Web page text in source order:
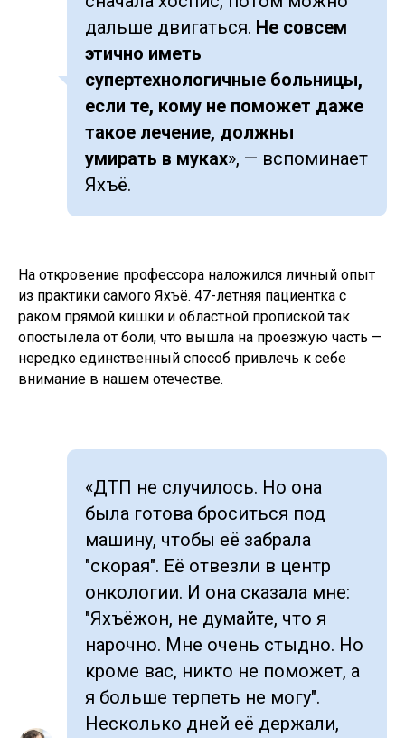
дальше двигаться. Не совсем
этично иметь
супертехнологичные больницы,
если те, кому не поможет даже
такое лечение, должны
умирать в муках», — вспоминает
Яхъё.
На откровение профессора наложился личный опыт
из практики самого Яхъё. 47-летняя пациентка с
раком прямой кишки и областной пропиской так
опостылела от боли, что вышла на проезжую часть —
нередко единственный способ привлечь к себе
внимание в нашем отечестве.
«ДТП не случилось. Но она
была готова броситься под
машину, чтобы её забрала
"скорая". Её отвезли в центр
онкологии. И она сказала мне:
"Яхъёжон, не думайте, что я
нарочно. Мне очень стыдно. Но
кроме вас, никто не поможет, а
я больше терпеть не могу".
Несколько дней её держали,